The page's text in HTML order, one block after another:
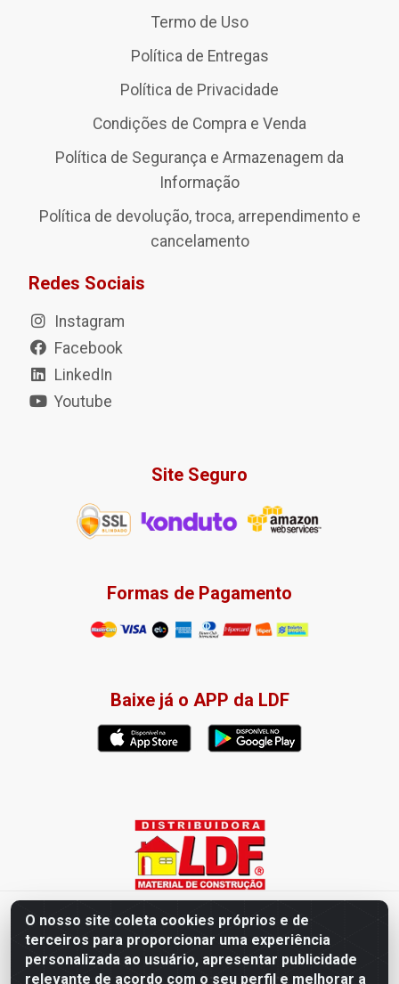
O nosso site coleta cookies próprios e de
terceiros para proporcionar uma experiência
personalizada ao usuário, apresentar publicidade
relevante de acordo com o seu perfil e melhorar a
Termo de Uso
Política de Entregas
Política de Privacidade
Condições de Compra e Venda
Política de Segurança e Armazenagem da
Informação
Política de devolução, troca, arrependimento e
cancelamento
Redes Sociais
Instagram
Facebook
LinkedIn
Youtube
Site Seguro
Formas de Pagamento
Baixe já o APP da LDF
Distribuidora LDF - Av. Presidente Tancredo Neves, 203 – Bairro
dos Ipês, João Pessoa / PB - CEP 58028-840 - CNPJ
02.019.761/0003-82